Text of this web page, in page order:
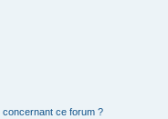
ce forum ?